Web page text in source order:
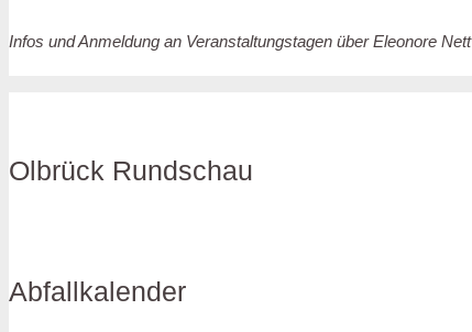
Infos und Anmeldung an Veranstaltungstagen über Eleonore Nett
Olbrück Rundschau
Abfallkalender